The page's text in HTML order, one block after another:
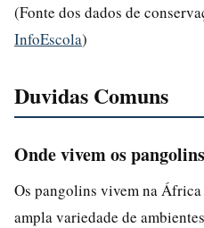
(Fonte dos dados de
InfoEscola)
Duvidas Comuns
Onde vivem os
Os pangolins vivem na
ampla variedade de